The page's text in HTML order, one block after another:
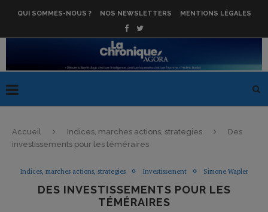
QUI SOMMES-NOUS ? NOS NEWSLETTERS MENTIONS LÉGALES
Accueil Indices, marches actions, strategies
Des
investissements pour les téméraires
Indices, marches actions, strategies Investissement Simone Wapler
DES INVESTISSEMENTS POUR LES
TÉMÉRAIRES